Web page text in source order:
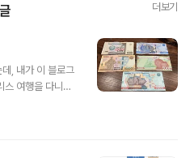
더보기
, 내가 이 블로그
스 여행을 다니면
가 하는 문화재